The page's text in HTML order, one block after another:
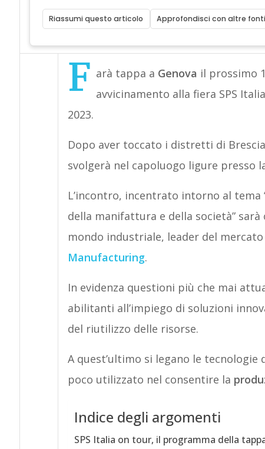
Riassumi questo articolo Approfondisci con altre fonti
F arà tappa a Genova il prossimo
avvicinamento alla fiera SPS
2023.
Dopo aver toccato i distretti di
svolgerà nel capoluogo ligure presso
L’incontro, incentrato intorno al
della manifattura e della società”
mondo industriale, leader del
Manufacturing.
In evidenza questioni più che mai
abilitanti all’impiego di soluzioni
del riutilizzo delle risorse.
A quest’ultimo si legano le
poco utilizzato nel consentire la
Indice degli argomenti
SPS Italia on tour, il programma della